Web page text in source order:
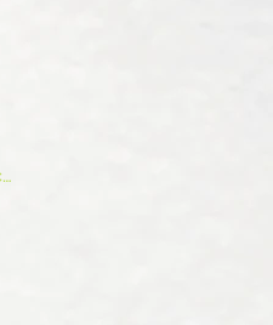
RER : quand faut-il enlever son chapeau ?